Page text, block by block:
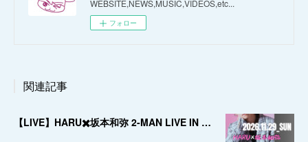
WEBSITE,NEWS,MUSIC,VIDEOS,etc...
フォロー
関連記事
【LIVE】HARU✖️坂本和弥 2-MAN LIVE IN OSAKA